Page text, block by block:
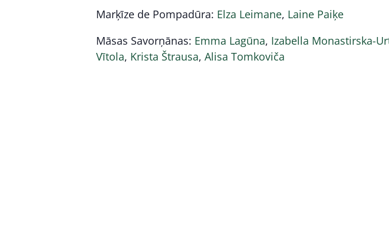
Marķīze de Pompadūra: Elza Leimane, Laine Paiķe
Māsas Savorņānas: Emma Lagūna, Izabella Monastirska-
Vītola, Krista Štrausa, Alisa Tomkoviča